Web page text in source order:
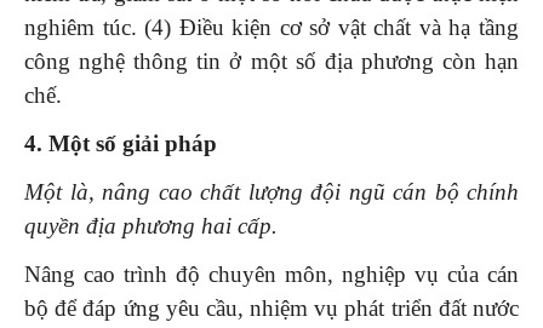
nghiêm túc. (4) Điều kiện cơ sở vật chất và hạ tầng
công nghệ thông tin ở một số địa phương còn hạn
chế.
4. Một số giải pháp
Một là, nâng cao chất lượng đội ngũ cán bộ chính
quyền địa phương hai cấp.
Nâng cao trình độ chuyên môn, nghiệp vụ của cán
bộ để đáp ứng yêu cầu, nhiệm vụ phát triển đất nước